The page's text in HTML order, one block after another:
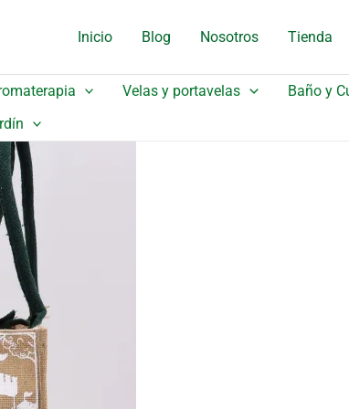
Inicio Blog Nosotros Tienda
Velas y portavelas Baño y
era:
11,40 €.
es: